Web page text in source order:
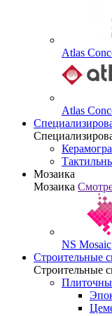
Atlas
Atlas
Мозаика
Мозаика
NS Mosaic
Строительные
Строительные